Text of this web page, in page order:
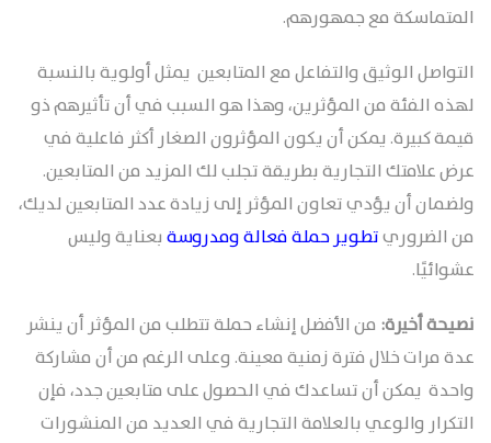
المتماسكة مع جمهورهم.
التواصل الوثيق والتفاعل مع المتابعين يمثل أولوية بالنسبة
لهذه الفئة من المؤثرين، وهذا هو السبب في أن تأثيرهم ذو
قيمة كبيرة. يمكن أن يكون المؤثرون الصغار أكثر فاعلية في
عرض علامتك التجارية بطريقة تجلب لك المزيد من المتابعين.
ولضمان أن يؤدي تعاون المؤثر إلى زيادة عدد المتابعين لديك،
من الضروريتطوير حملة فعالة ومدروسة بعناية وليس
عشوائيًا.
نصيحة أخيرة: من الأفضل إنشاء حملة تتطلب من المؤثر أن ينشر
عدة مرات خلال فترة زمنية معينة. وعلى الرغم من أن مشاركة
واحدة يمكن أن تساعدك في الحصول على متابعين جدد، فإن
التكرار والوعي بالعلامة التجارية في العديد من المنشورات